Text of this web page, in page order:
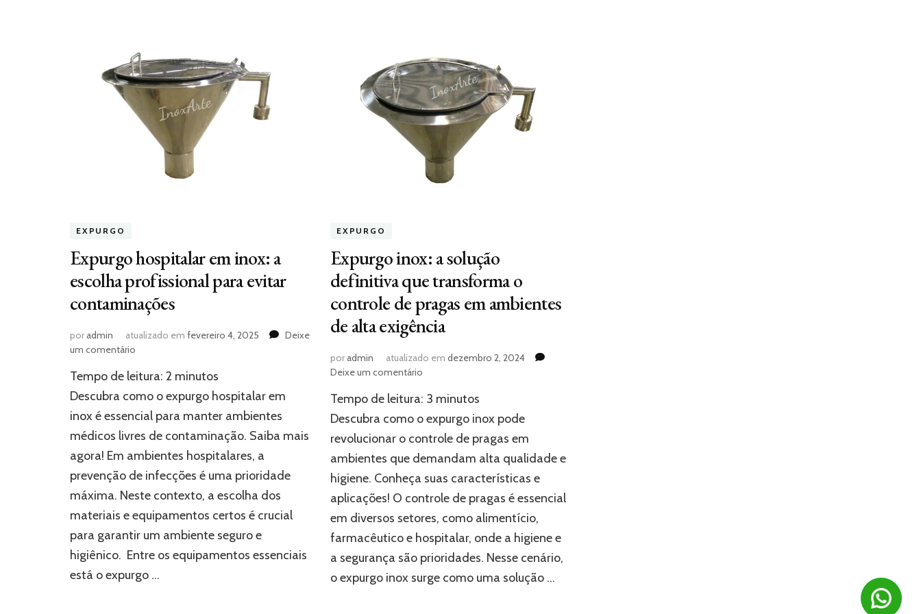
EXPURGO
Expurgo hospitalar em inox: a
escolha profissional para evitar
contaminações
poradmin atualizado em fevereiro 4, 2025
Deixe
um comentário
hospitalar
em
a
escolha
profissional
para
evitar
contaminações
Tempo de leitura: 2 minutos
Descubra como o expurgo hospitalar em
inox é essencial para manter ambientes
médicos livres de contaminação. Saiba mais
agora! Em ambientes hospitalares, a
prevenção de infecções é uma prioridade
máxima. Neste contexto, a escolha dos
materiais e equipamentos certos é crucial
para garantir um ambiente seguro e
higiênico. Entre os equipamentos essenciais
está o expurgo …
EXPURGO
Expurgo inox: a solução
definitiva que transforma o
controle de pragas em ambientes
de alta exigência
poradmin atualizado em dezembro 2, 2024
Deixe um comentárioem
inox:
a
solução
definitiva
que
o
controle
de
em
ambientes
alta
Tempo de leitura: 3 minutos
Descubra como o expurgo inox pode
revolucionar o controle de pragas em
ambientes que demandam alta qualidade e
higiene. Conheça suas características e
aplicações! O controle de pragas é essencial
em diversos setores, como alimentício,
farmacêutico e hospitalar, onde a higiene e
a segurança são prioridades. Nesse cenário,
o expurgo inox surge como uma solução …